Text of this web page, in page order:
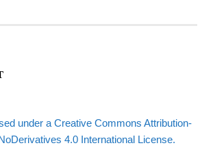
under a Creative Commons Attribution-
4.0 International License.